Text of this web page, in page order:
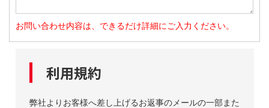
お問い合わせ内容は、できるだけ詳細にご入力ください。
利用規約
弊社よりお客様へ差し上げるお返事のメールの一部また